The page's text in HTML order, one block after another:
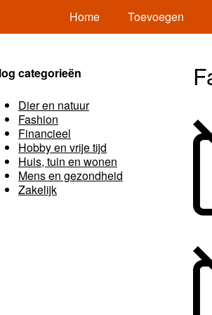
Home Toevoegen
categorieën
Dier en natuur
Fashion
Financieel
Hobby en vrije tijd
Huis, tuin en wonen
Mens en gezondheid
Zakelijk